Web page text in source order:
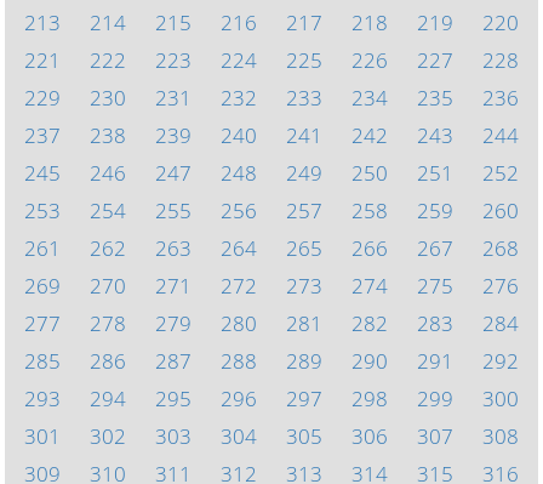
213
214 215 216 217 218 219
220
221
222 223 224 225 226 227
228
229
230 231 232 233 234 235
236
237
238 239 240 241 242 243
244
245
246 247 248 249 250 251
252
253
254 255 256 257 258 259
260
261
262 263 264 265 266 267
268
269
270 271 272 273 274 275
276
277
278 279 280 281 282 283
284
285
286 287 288 289 290 291
292
293
294 295 296 297 298 299
300
301
302 303 304 305 306 307
308
309
310 311 312 313 314 315
316